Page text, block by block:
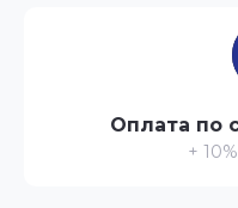
Оплата по
+